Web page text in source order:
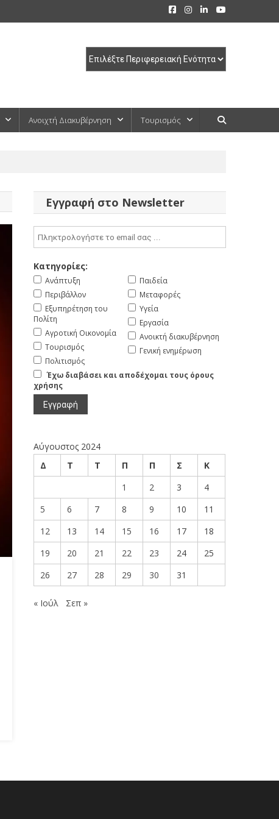
Ανοιχτή Διακυβέρνηση Τουρισμός
Εγγραφή στο Newsletter
Κατηγορίες:
Ανάπτυξη
Περιβάλλον
Εξυπηρέτηση του
Πολίτη
Αγροτική Οικονομία
Τουρισμός
Πολιτισμός
Παιδεία
Μεταφορές
Υγεία
Εργασία
Ανοικτή διακυβέρνηση
Γενική ενημέρωση
Έχω διαβάσει και αποδέχομαι τους όρους
χρήσης
Αύγουστος 2024
Δ
Τ Τ Π Π Σ
Κ
1
2 3
4
5
6 7 8 9 10
11
12
13 14 15 16 17
18
19
20 21 22 23 24
25
26
27 28 29 30 31
« Ιούλ Σεπ »